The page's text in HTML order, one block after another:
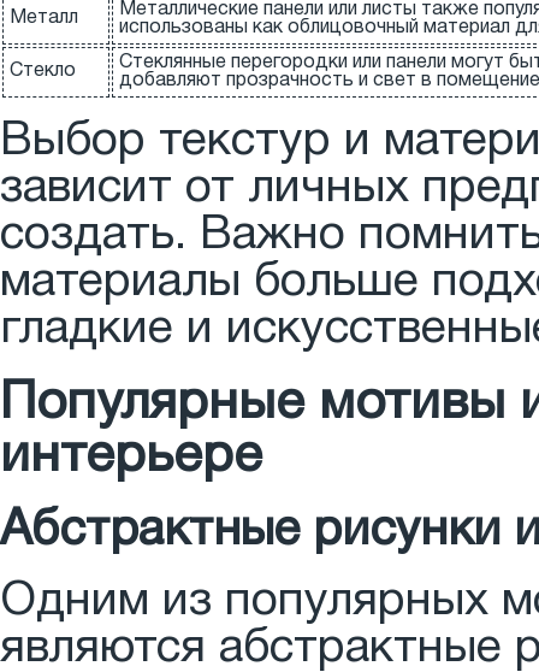
Металл
Металлические панели или листы также
использованы как облицовочный материал
Стекло
Стеклянные перегородки или панели могут
добавляют прозрачность и свет в
Выбор текстур и
зависит от личных
создать. Важно
материалы больше
гладкие и
Популярные мотивы
интерьере
Абстрактные рисунки
Одним из популярных
являются абстрактные